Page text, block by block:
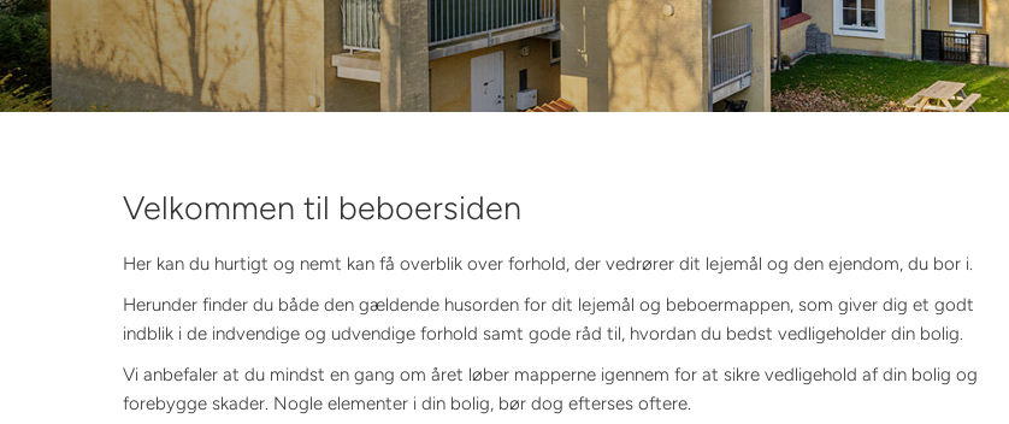
Velkommen til beboersiden
Her kan du hurtigt og nemt kan få overblik over forhold, der vedrører dit lejemål og den ejendom, du bor i.
Herunder finder du både den gældende husorden for dit lejemål og beboermappen, som giver dig et godt
indblik i de indvendige og udvendige forhold samt gode råd til, hvordan du bedst vedligeholder din bolig.
Vi anbefaler at du mindst en gang om året løber mapperne igennem for at sikre vedligehold af din bolig og
forebygge skader. Nogle elementer i din bolig, bør dog efterses oftere.